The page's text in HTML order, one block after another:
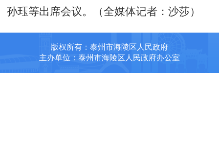
孙珏等出席会议。（全媒体记者：沙莎）
版权所有：泰州市海陵区人民政府
主办单位：泰州市海陵区人民政府办公室